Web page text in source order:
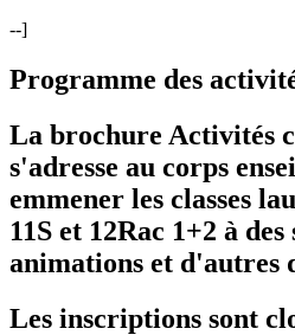
--]
Programme des
La brochure Activités
s'adresse au corps
emmener les classes
11S et 12Rac 1+2 à des
animations et d'autres
Les inscriptions sont